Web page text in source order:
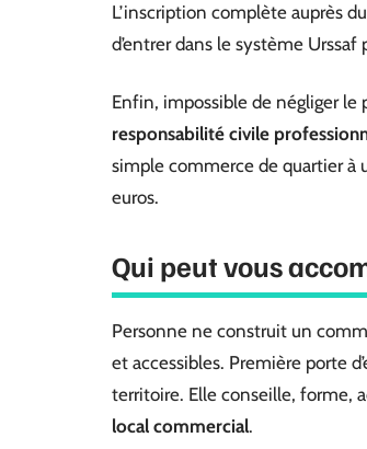
L’inscription complète auprès du
d’entrer dans le système Urssaf
Enfin, impossible de négliger le
responsabilité civile
simple commerce de quartier
euros.
Qui peut vous
Personne ne construit un
et accessibles. Première porte
territoire. Elle conseille, forme,
local commercial.